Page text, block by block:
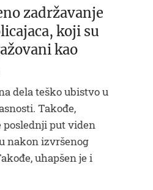
zadržavanje
koji su
kao
dela teško ubistvo u
Takođe,
poslednji put viden
nakon izvršenog
uhapšen je i